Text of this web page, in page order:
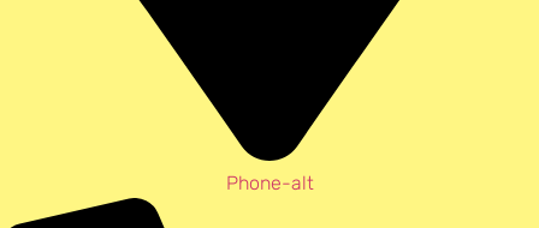
Phone-alt